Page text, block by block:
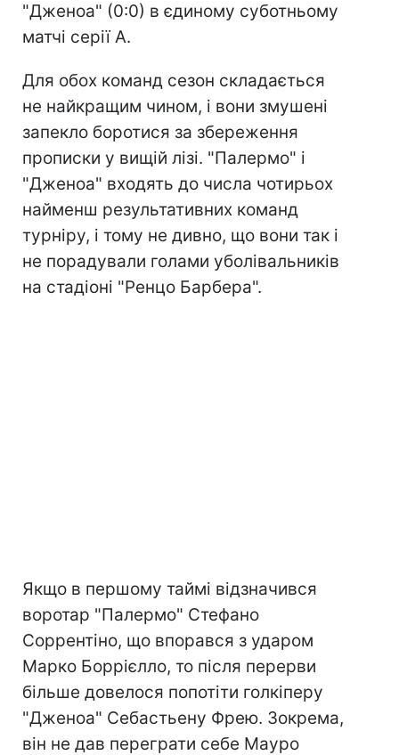
"Дженоа" (0:0) в єдиному суботньому
матчі серії А.
Для обох команд сезон складається
не найкращим чином, і вони змушені
запекло боротися за збереження
прописки у вищій лізі. "Палермо" і
"Дженоа" входять до числа чотирьох
найменш результативних команд
турніру, і тому не дивно, що вони так і
не порадували голами уболівальників
на стадіоні "Ренцо Барбера".
Якщо в першому таймі відзначився
воротар "Палермо" Стефано
Соррентіно, що впорався з ударом
Марко Боррієлло, то після перерви
більше довелося попотіти голкіперу
"Дженоа" Себастьену Фрею. Зокрема,
він не дав переграти себе Мауро